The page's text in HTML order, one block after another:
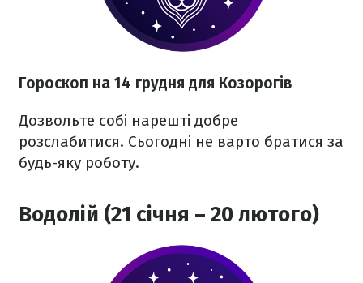
Гороскоп на 14 грудня для Козорогів
Дозвольте собі нарешті добре
розслабитися. Сьогодні не варто братися за
будь-яку роботу.
Водолій (21 січня – 20 лютого)